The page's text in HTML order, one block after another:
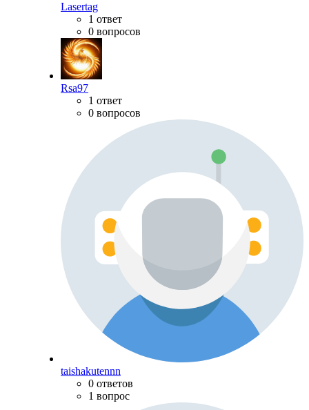
Lasertag
1 ответ
0 вопросов
Rsa97
1 ответ
0 вопросов
taishakutennn
0 ответов
1 вопрос